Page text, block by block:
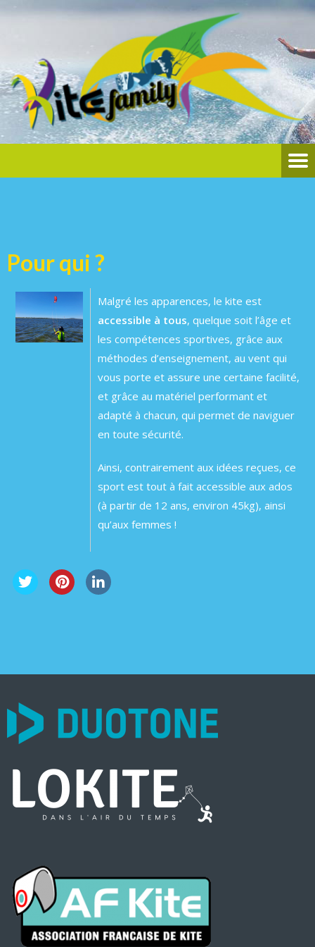
Pour qui ?
Malgré les apparences, le kite est
accessible à tous, quelque soit l’âge et
les compétences sportives, grâce aux
méthodes d’enseignement, au vent qui
vous porte et assure une certaine facilité,
et grâce au matériel performant et
adapté à chacun, qui permet de naviguer
en toute sécurité.
Ainsi, contrairement aux idées reçues, ce
sport est tout à fait accessible aux ados
(à partir de 12 ans, environ 45kg), ainsi
qu’aux femmes !